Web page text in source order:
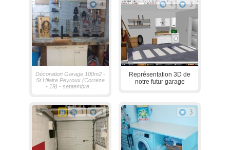
4
Décoration Garage 100m2 -
St Hilaire Peyroux (Correze
- 19) - septembre ...
1 3
Représentation 3D de
notre futur garage
1 3 3